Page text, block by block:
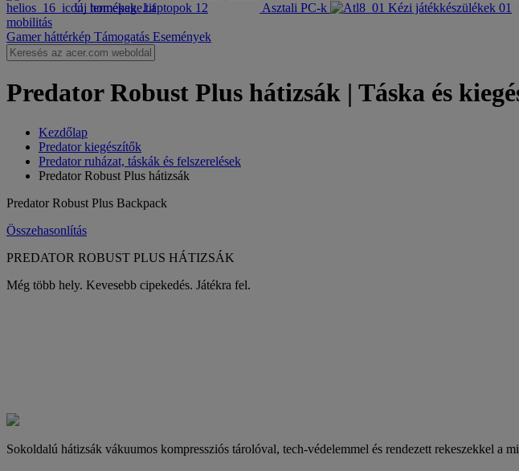
Új termékek Laptopok Asztali PC-k Kézi játékkészülékek
mobilitás
Gamer háttérkép Támogatás Események
Predator Robust Plus hátizsák | Táska és
Kezdőlap
Predator kiegészítők
Predator ruházat, táskák és felszerelések
Predator Robust Plus hátizsák
Predator Robust Plus Backpack
Összehasonlítás
PREDATOR ROBUST PLUS HÁTIZSÁK
Még több hely. Kevesebb cipekedés. Játékra fel.
Sokoldalú hátizsák vákuumos kompressziós tárolóval, tech-védelemmel és rendezett rekeszekkel a